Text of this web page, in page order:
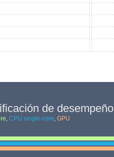
de desempeño
, CPU single-core, GPU